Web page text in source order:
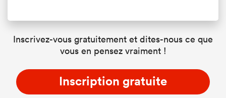
Inscrivez-vous gratuitement et dites-nous ce que
vous en pensez vraiment !
Inscription gratuite